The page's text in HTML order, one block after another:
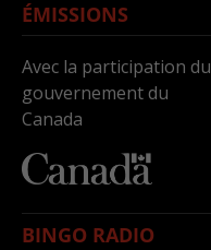
ÉMISSIONS
Avec la participation du
gouvernement du
Canada
BINGO RADIO